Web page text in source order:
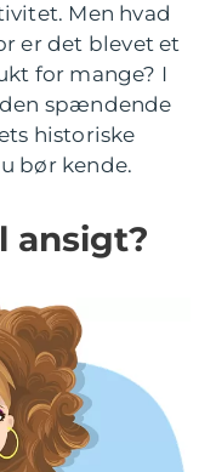
Men hvad
er det blevet et
for mange? I
spændende
historiske
bør kende.
ansigt?